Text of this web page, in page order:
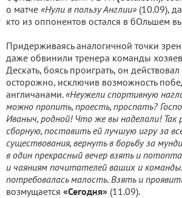
о матче «Нули в пользу Англии» (10.09),
кто из оппонентов остался в бОльшем
Придерживаясь аналогичной точки
даже обвинили тренера команды хозяев
Дескать, боясь проиграть, он
осторожно, исключив возможность
англичанами.«Неужели спортивную
можно пропить, проесть, проспать?
Иваныч, родной! Что же вы наделали! Так
сборную, поставить ей лучшую игру за
существования, вернуть в борьбу за
в один прекрасный вечер взять и
и чаяниям почитателей ваших и
потребовалась малость. Взять и
возмущается «Сегодня» (11.09).